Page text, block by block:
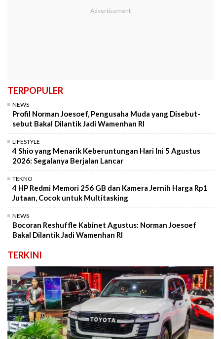
TERPOPULER
NEWS
Profil Norman Joesoef, Pengusaha Muda yang Disebut-
sebut Bakal Dilantik Jadi Wamenhan RI
LIFESTYLE
4 Shio yang Menarik Keberuntungan Hari Ini 5 Agustus
2026: Segalanya Berjalan Lancar
TEKNO
4 HP Redmi Memori 256 GB dan Kamera Jernih Harga Rp1
Jutaan, Cocok untuk Multitasking
NEWS
Bocoran Reshuffle Kabinet Agustus: Norman Joesoef
Bakal Dilantik Jadi Wamenhan RI
TERKINI